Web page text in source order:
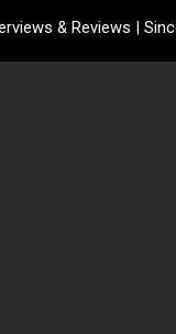
& Reviews |